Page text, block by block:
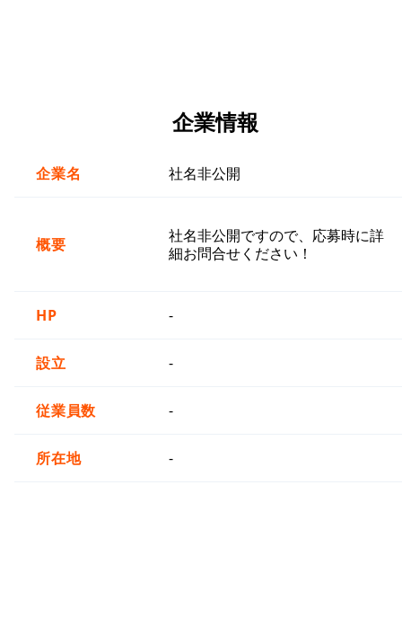
企業情報
企業名 社名非公開
概要
社名非公開ですので、応募時に詳
細お問合せください！
HP -
設立 -
従業員数 -
所在地 -